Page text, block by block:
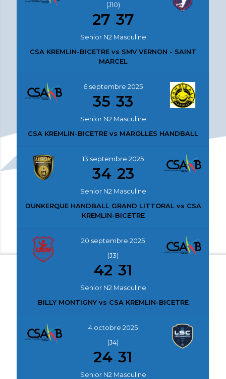
(J10)
27 37
Senior N2 Masculine
CSA KREMLIN-BICETRE vs SMV VERNON - SAINT
MARCEL
6 septembre 2025
35 33
Senior N2 Masculine
CSA KREMLIN-BICETRE vs MAROLLES HANDBALL
13 septembre 2025
34- 23
Senior N2 Masculine
DUNKERQUE HANDBALL GRAND LITTORAL vs CSA
KREMLIN-BICETRE
20 septembre 2025
(J3)
42 31
Senior N2 Masculine
BILLY MONTIGNY vs CSA KREMLIN-BICETRE
4 octobre 2025
(J4)
24 31
Senior N2 Masculine